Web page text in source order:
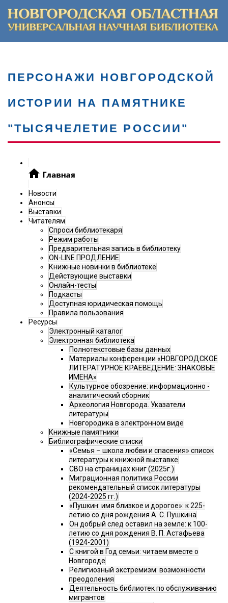
ПЕРСОНАЖИ НОВГОРОДСКОЙ
ИСТОРИИ НА ПАМЯТНИКЕ
"ТЫСЯЧЕЛЕТИЕ РОССИИ"
Новости
Анонсы
Выставки
Читателям
Спроси библиотекаря
Режим работы
Предварительная запись в библиотеку
ON-LINE ПРОДЛЕНИЕ
Книжные новинки в библиотеке
Действующие выставки
Онлайн-тесты
Подкасты
Доступная юридическая помощь
Правила пользования
Ресурсы
Электронный каталог
Электронная библиотека
Полнотекстовые базы данных
Материалы конференции «НОВГОРОДСКОЕ
ЛИТЕРАТУРНОЕ КРАЕВЕДЕНИЕ: ЗНАКОВЫЕ
ИМЕНА»
Культурное обозрение: информационно -
аналитический сборник
Археология Новгорода. Указатели
литературы
Новгородика в электронном виде
Книжные памятники
Библиографические списки
«Семья – школа любви и спасения» список
литературы к книжной выставке
СВО на страницах книг (2025г.)
Миграционная политика России
рекомендательный список литературы
(2024-2025 гг.)
«Пушкин: имя близкое и дорогое»: к 225-
летию со дня рождения А. С. Пушкина
Он добрый след оставил на земле: к 100-
летию со дня рождения В. П. Астафьева
(1924-2001)
С книгой в Год семьи: читаем вместе о
Новгороде
Религиозный экстремизм: возможности
преодоления
Деятельность библиотек по обслуживанию
мигрантов